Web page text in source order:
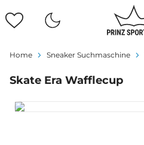
Home Sneaker Suchmaschine
Skate Era Wafflecup